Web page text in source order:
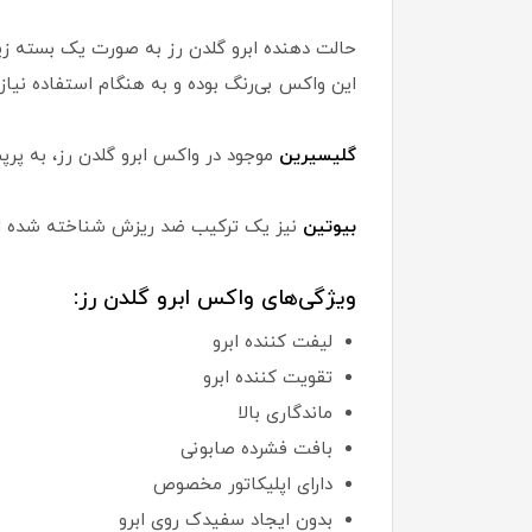
حالت دهنده ابرو گلدن رز به صورت یک
این واکس بی‌رنگ بوده و به هنگام استفاده
گلیسیرین موجود در واکس ابرو گلدن رز، به
بیوتین نیز یک ترکیب ضد ریزش شناخته
ویژگی‌های واکس ابرو گلدن رز:
لیفت کننده ابرو
تقویت کننده ابرو
ماندگاری بالا
بافت فشرده صابونی
دارای اپلیکاتور مخصوص
بدون ایجاد سفیدک روی ابرو